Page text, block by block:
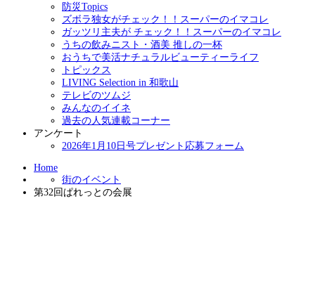
防災Topics
ズボラ独女がチェック！！スーパーのイマコレ
ガッツリ主夫が チェック！！スーパーのイマコレ
うちの飲みニスト・酒美 推しの一杯
おうちで美活ナチュラルビューティーライフ
トピックス
LIVING Selection in 和歌山
テレビのツムジ
みんなのイイネ
過去の人気連載コーナー
アンケート
2026年1月10日号プレゼント応募フォーム
Home
街のイベント
第32回ぱれっとの会展